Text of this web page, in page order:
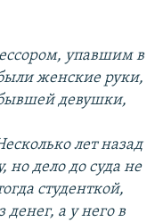
упавшим в
женские руки,
бывшей девушки,
лет назад
но дело до суда не
студенткой,
денег, а у него в